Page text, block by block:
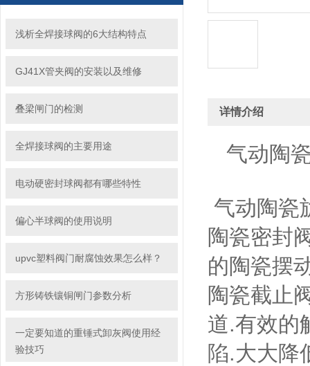
浅析全焊接球阀的6大结构特点
GJ41X管夹阀的安装以及维修
叠梁闸门的检测
全焊接球阀的主要用途
电动硬密封球阀都有哪些特性
偏心半球阀的使用说明
upvc塑料阀门耐腐蚀效果怎么样？
方形铸铁镶铜闸门参数分析
一定要知道的重锤式卸灰阀使用经
验技巧
详情介绍
气动陶
气动陶瓷
陶瓷密封
的陶瓷摆
陶瓷截止
道.有效的
陷.大大降